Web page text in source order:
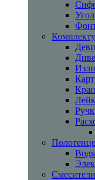
Смесители